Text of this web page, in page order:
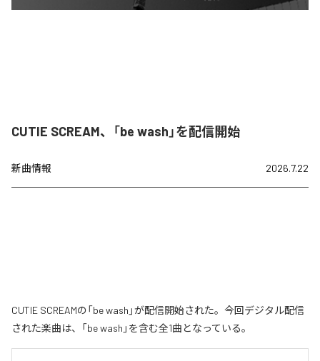
CUTIE SCREAM、「be wash」を配信開始
新曲情報 2026.7.22
CUTIE SCREAMの「be wash」が配信開始された。今回デジタル配信
された楽曲は、「be wash」を含む全1曲となっている。